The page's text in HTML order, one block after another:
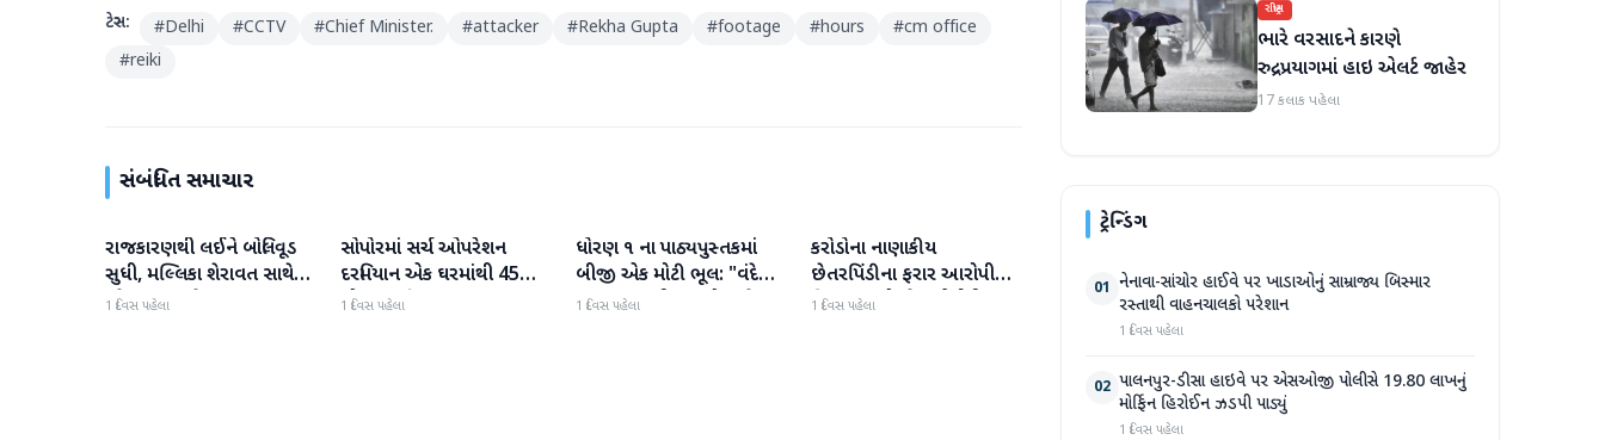
ટેગ્સ: #Delhi #CCTV #Chief Minister. #attacker #Rekha Gupta #footage #hours #cm office
#reiki
સંબંધિત સમાચાર
રાષ્ટ્રીય
રાજકારણથી લઈને બોલિવૂડ
સુધી, મલ્લિકા શેરાવત સાથે
જોવા મળ્યા તેજ પ્રતાપ યાદવ
1 દિવસ પહેલા
રાષ્ટ્રીય
સોપોરમાં સર્ચ ઓપરેશન
દરમિયાન એક ઘરમાંથી 45
ગોળા મળી આવ્યા
1 દિવસ પહેલા
રાષ્ટ્રીય
ધોરણ ૧ ના પાઠ્યપુસ્તકમાં
બીજી એક મોટી ભૂલ: "વંદે
ઉત્કલ જનની" શબ્દો અને
1 દિવસ પહેલા
રાષ્ટ્રીય
કરોડોના નાણાકીય
છેતરપિંડીના ફરાર આરોપી
વિશાખા રાઠોડને યુએઈથી
1 દિવસ પહેલા
રાષ્ટ્રીય
ભારે વરસાદને કારણે
રુદ્રપ્રયાગમાં હાઇ એલર્ટ જાહેર
17 કલાક પહેલા
ટ્રેન્ડિંગ
01 નેનાવા-સાંચોર હાઈવે પર ખાડાઓનું સામ્રાજ્ય બિસ્માર
રસ્તાથી વાહનચાલકો પરેશાન
1 દિવસ પહેલા
02 પાલનપુર-ડીસા હાઇવે પર એસઓજી પોલીસે 19.80 લાખનું
મોર્ફિન હિરોઈન ઝડપી પાડ્યું
1 દિવસ પહેલા